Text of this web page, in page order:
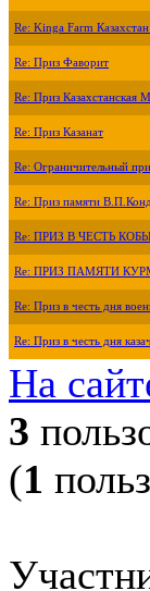
Re: Kinga Farm
Re: Приз Фаворит
Re: Приз Казахстанская
Re: Приз Казанат
Re: Ограничительный
Re: Приз памяти
Re: ПРИЗ В ЧЕСТЬ
Re: ПРИЗ ПАМЯТИ
Re: Приз в честь дня
Re: Приз в честь дня
На
3
(1